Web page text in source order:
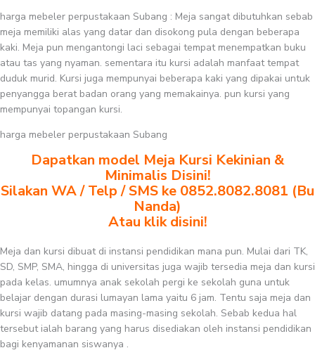
harga mebeler perpustakaan Subang : Meja sangat dibutuhkan sebab
meja memiliki alas yang datar dan disokong pula dengan beberapa
kaki. Meja pun mengantongi laci sebagai tempat menempatkan buku
atau tas yang nyaman. sementara itu kursi adalah manfaat tempat
duduk murid. Kursi juga mempunyai beberapa kaki yang dipakai untuk
penyangga berat badan orang yang memakainya. pun kursi yang
mempunyai topangan kursi.
harga mebeler perpustakaan Subang
Dapatkan model Meja Kursi Kekinian &
Minimalis Disini!
Silakan WA / Telp / SMS ke 0852.8082.8081 (Bu
Nanda)
Atau klik disini!
Meja dan kursi dibuat di instansi pendidikan mana pun. Mulai dari TK,
SD, SMP, SMA, hingga di universitas juga wajib tersedia meja dan kursi
pada kelas. umumnya anak sekolah pergi ke sekolah guna untuk
belajar dengan durasi lumayan lama yaitu 6 jam. Tentu saja meja dan
kursi wajib datang pada masing-masing sekolah. Sebab kedua hal
tersebut ialah barang yang harus disediakan oleh instansi pendidikan
bagi kenyamanan siswanya .